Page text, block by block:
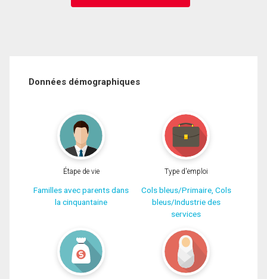
Données démographiques
Étape de vie
Familles avec parents dans
la cinquantaine
Type d'emploi
Cols bleus/Primaire, Cols
bleus/Industrie des
services